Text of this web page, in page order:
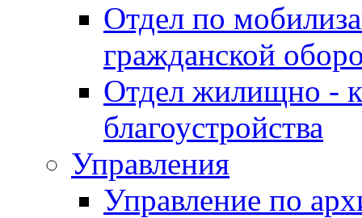
Отдел по
гражданской
Отдел жилищно -
благоустройства
Управления
Управление по